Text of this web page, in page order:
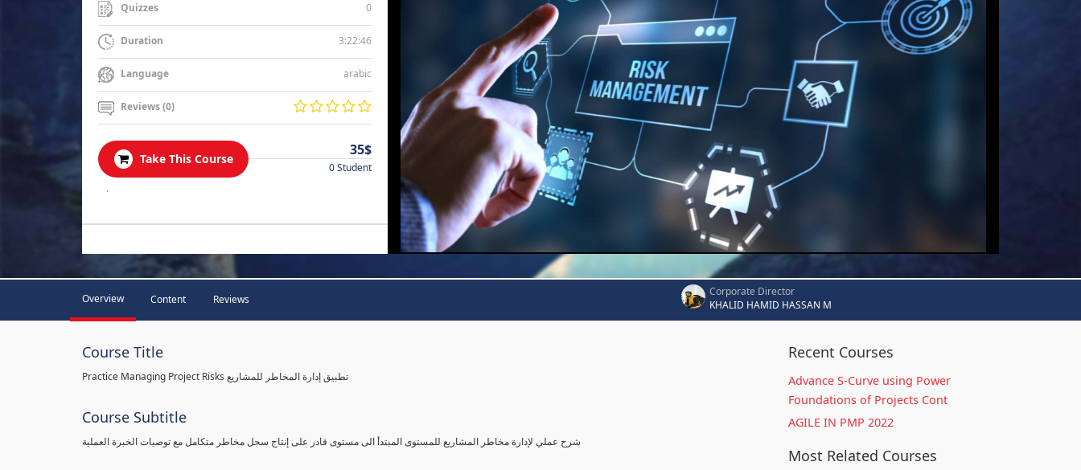
Quizzes 0
Duration 3:22:46
Language arabic
Reviews (0)
Take This Course
35$
0 Student
.
Overview Content Reviews
Corporate Director
KHALID HAMID HASSAN M
Course Title
Practice Managing Project Risks تطبيق إدارة المخاطر للمشاريع
Course Subtitle
شرح عملي لإدارة مخاطر المشاريع للمستوى المبتدأ الى مستوى قادر على إنتاج سجل مخاطر متكامل مع توصيات الخبرة العملية
Recent Courses
Advance S-Curve using Power
Foundations of Projects Cont
AGILE IN PMP 2022
Most Related Courses